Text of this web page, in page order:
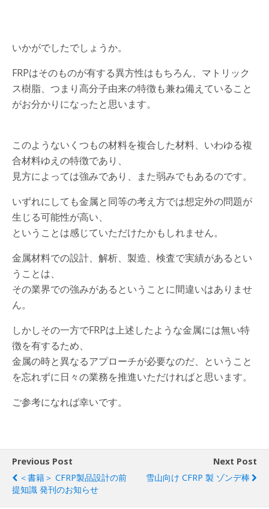
いかがでしたでしょうか。
FRPはそのものが有する異方性はもちろん、マトリック
ス樹脂、つまり高分子由来の特徴も兼ね備えていること
がお分かりになったと思います。
このようないくつもの材料を複合した材料、いわゆる複
合材料ゆえの特徴であり、
見方によっては強みであり、また弱みでもあるのです。
いずれにしても金属と同等の考え方では想定外の問題が
生じる可能性が高い、
ということは感じていただけたかもしれません。
金属材料での設計、解析、製造、検査で実績があるとい
うことは、
その業界での強みがあるということに間違いはありませ
ん。
しかしその一方でFRPは上述したような金属には無い特
徴を有するため、
金属の時と異なるアプローチが必要なのだ、ということ
を忘れずに日々の業務を推進いただければと思います。
ご参考になれば幸いです。
Previous Post
＜書籍＞ CFRP製品設計の前
提知識 発刊のお知らせ
Next Post
雪山向け CFRP 製 ゾンデ棒